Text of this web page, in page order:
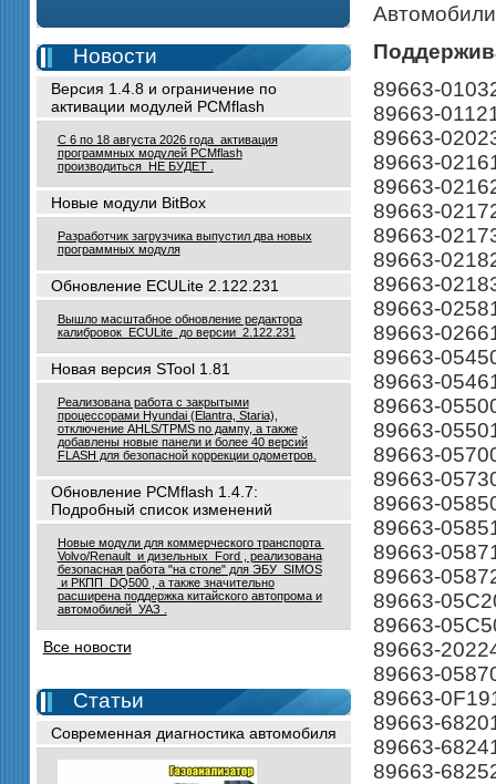
Новости
Версия 1.4.8 и ограничение по
активации модулей PCMflash
С 6 по 18 августа 2026 года активация
программных модулей PCMflash
производиться НЕ БУДЕТ .
Новые модули BitBox
Разработчик загрузчика выпустил два новых
программных модуля
Обновление ECULite 2.122.231
Вышло масштабное обновление редактора
калибровок ECULite до версии 2.122.231
Новая версия STool 1.81
Реализована работа с закрытыми
процессорами Hyundai (Elantra, Staria),
отключение AHLS/TPMS по дампу, а также
добавлены новые панели и более 40 версий
FLASH для безопасной коррекции одометров.
Обновление PCMflash 1.4.7:
Подробный список изменений
Новые модули для коммерческого транспорта
Volvo/Renault и дизельных Ford , реализована
безопасная работа "на столе" для ЭБУ SIMOS
и РКПП DQ500 , а также значительно
расширена поддержка китайского автопрома и
автомобилей УАЗ .
Все новости
Статьи
Современная диагностика автомобиля
89663-
89663-
89663-
89663-
89663-
89663-
89663-
89663-
89663-
89663-
89663-
89663-
89663-
89663-
89663-
89663-
89663-
89663-
89663-
89663-
89663-
89663-
89663-
89663-
89663-
89663-
89663-
89663-
89663-